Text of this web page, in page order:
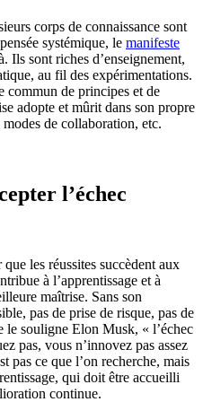
corps de connaissance sont
systémique, le manifeste
sont riches d’enseignement,
au fil des expérimentations.
commun de principes et de
adopte et mûrit dans son propre
de collaboration, etc.
l’échec
que les réussites succèdent aux
à l’apprentissage et à
maîtrise. Sans son
pas de prise de risque, pas de
souligne Elon Musk, « l’échec
pas, vous n’innovez pas assez
pas ce que l’on recherche, mais
qui doit être accueilli
continue.